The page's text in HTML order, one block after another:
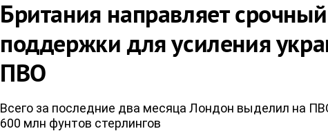
Британия направляет
поддержки для усиления
ПВО
Всего за последние два месяца Лондон выделил на
600 млн фунтов стерлингов